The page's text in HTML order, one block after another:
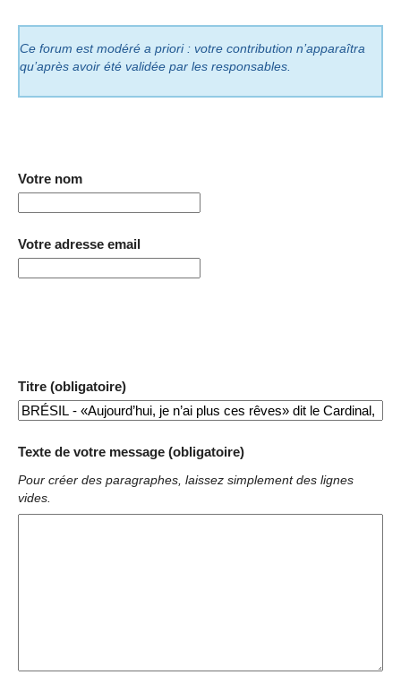
Ce forum est modéré a priori : votre contribution n’apparaîtra
qu’après avoir été validée par les responsables.
Votre nom
Votre adresse email
Titre (obligatoire)
Texte de votre message (obligatoire)
Pour créer des paragraphes, laissez simplement des lignes
vides.